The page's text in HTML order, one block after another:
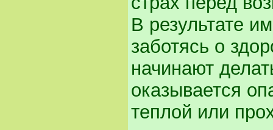
В результате
заботясь о
начинают
оказывается
теплой или